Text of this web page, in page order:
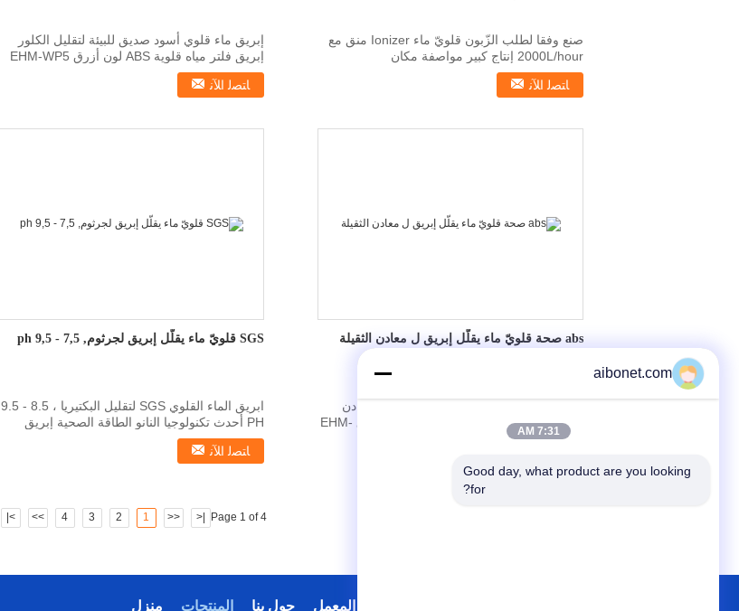
إبريق ماء قلوي أسود صديق للبيئة لتقليل الكلور
إبريق فلتر مياه قلوية ABS لون أزرق EHM-WP5
معلومات الم...
ﺎﺘﺼﻟ ﺍﻶﻧ
صنع وفقا لطلب الزّبون قلويّ ماء Ionizer منق مع
2000L/hour إنتاج كبير مواصفة مكان
الأصل:الصين_ إسم_أس...
ﺎﺘﺼﻟ ﺍﻶﻧ
SGS قلويّ ماء يقلّل إبريق لجرثوم, 7,5 - 9,5 ph
ابريق الماء القلوي SGS لتقليل البكتيريا ، 8.5 - 9.5
PH أحدث تكنولوجيا النانو الطاقة الصحية إبريق
الم...
ﺎﺘﺼﻟ ﺍﻶﻧ
abs صحة قلويّ ماء يقلّل إبريق ل معادن الثقيلة
أبريق الماء القلوي ABS الصحي لتقليل المعادن
الثقيلة إبريق فلتر مياه قلوية ABS لون أزرق EHM-
WP5 معلوم...
Page 1 of 4
|<
<<
1
2
3
4
>>
>|
جولة في المعمل حول بنا المنتجات منزل
aibonet.com
7:31 AM
Good day, what product are you looking
for?